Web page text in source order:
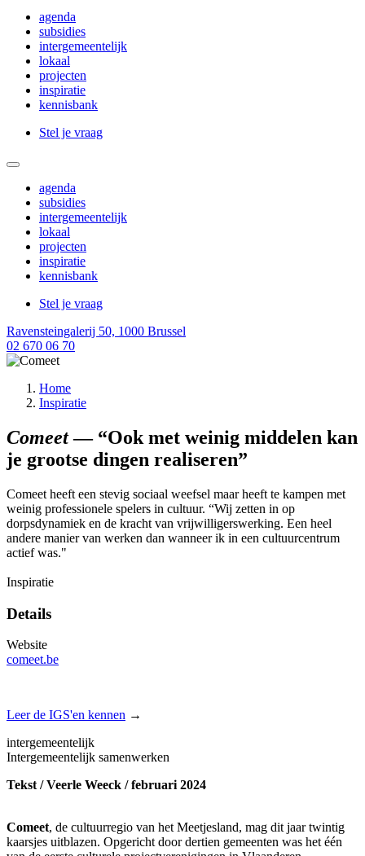
Main
menu
agenda
subsidies
intergemeentelijk
lokaal
projecten
inspiratie
kennisbank
CTA
Stel je vraag
Main
menu
agenda
subsidies
intergemeentelijk
lokaal
projecten
inspiratie
kennisbank
CTA
Stel je vraag
Ravensteingalerij 50, 1000 Brussel
02 670 06 70
Kruimelpad
Home
Inspiratie
Comeet— “Ook met weinig middelen kan
je grootse dingen realiseren”
Comeet heeft een stevig sociaal weefsel maar heeft te kampen met
weinig professionele spelers in cultuur. “Wij zetten in op
dorpsdynamiek en de kracht van vrijwilligerswerking. Een heel
andere manier van werken dan wanneer ik in een cultuurcentrum
actief was."
Inspiratie
Details
Website
comeet.be
Leer de IGS'en kennen →
intergemeentelijk
Intergemeentelijk samenwerken
Tekst / Veerle Weeck / februari 2024
Comeet, de cultuurregio van het Meetjesland, mag dit jaar twintig
kaarsjes uitblazen. Opgericht door dertien gemeenten was het één